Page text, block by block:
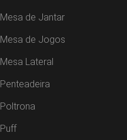
Mesa de Jantar
Mesa de Jogos
Mesa Lateral
Penteadeira
Poltrona
Puff